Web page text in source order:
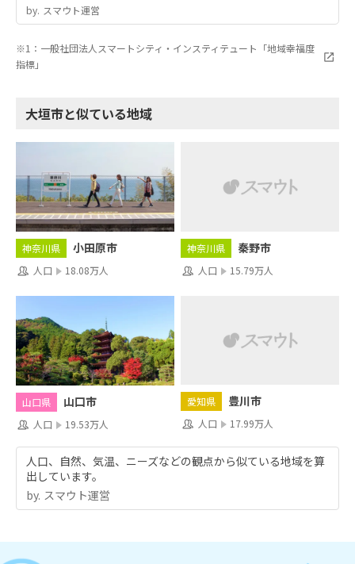
by.︎ スマウト運営
※1：一般社団法人スマートシティ・インスティテュート「地域幸福度
指標」
大垣市と似ている地域
神奈川県 小田原市
人口 18.08万人
神奈川県 秦野市
人口 15.79万人
山口県 山口市
人口 19.53万人
愛知県 豊川市
人口 17.99万人
人口、自然、気温、ニーズなどの観点から似ている地域を算
出しています。
by.︎ スマウト運営